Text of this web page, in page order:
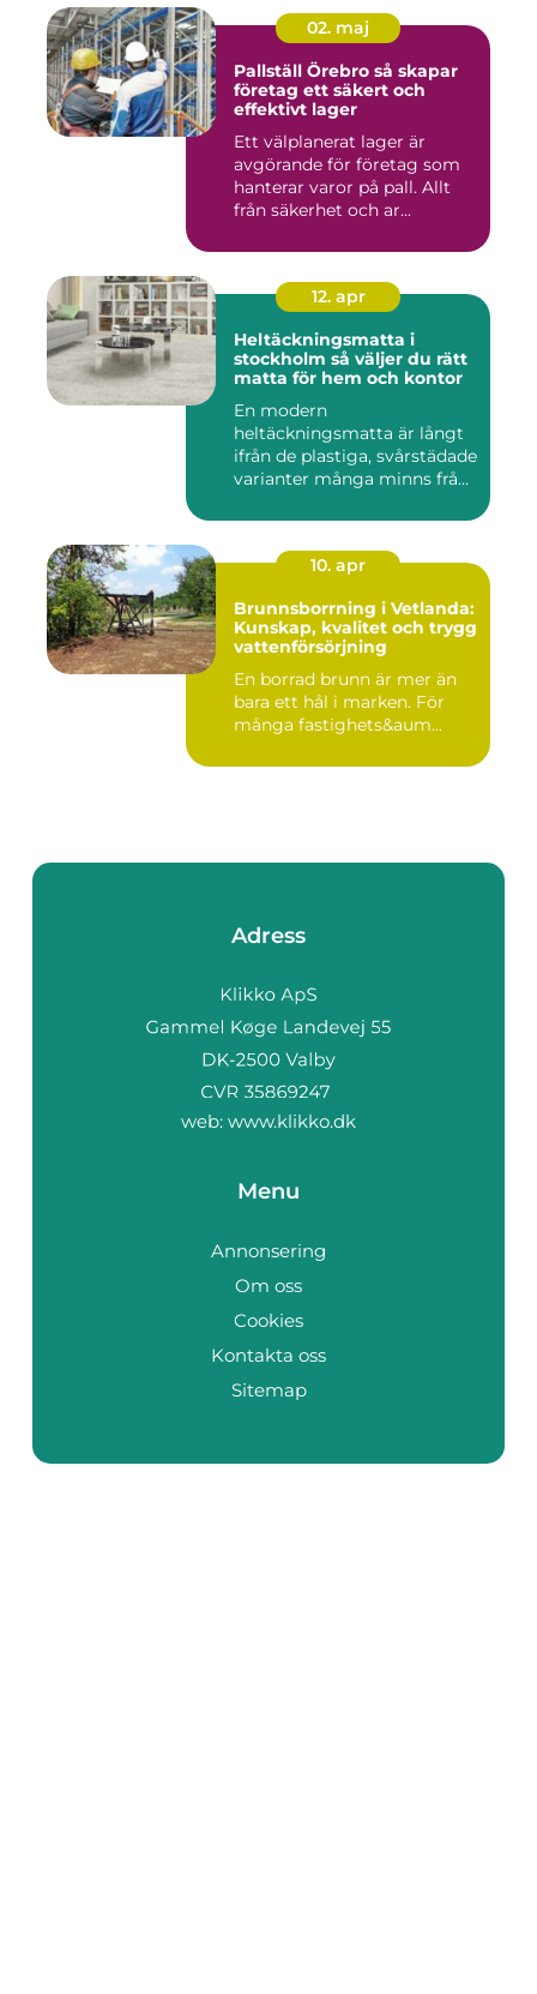
02. maj
Pallställ Örebro så skapar
företag ett säkert och
effektivt lager
Ett välplanerat lager är
avgörande för företag som
hanterar varor på pall. Allt
från säkerhet och ar...
12. apr
Heltäckningsmatta i
stockholm så väljer du rätt
matta för hem och kontor
En modern
heltäckningsmatta är långt
ifrån de plastiga, svårstädade
varianter många minns från
10. apr
Brunnsborrning i Vetlanda:
Kunskap, kvalitet och trygg
vattenförsörjning
En borrad brunn är mer än
bara ett hål i marken. För
många fastighets&aum...
Adress
web: www.klikko.dk
Menu
Annonsering
Om oss
Cookies
Kontakta oss
Sitemap